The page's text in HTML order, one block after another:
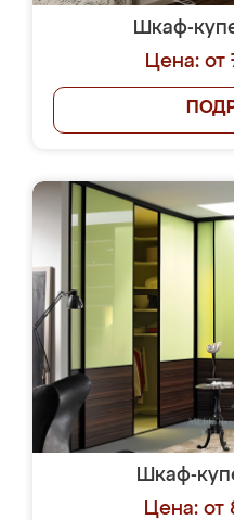
Шкаф-
Цена: от
Шкаф-
Цена: от